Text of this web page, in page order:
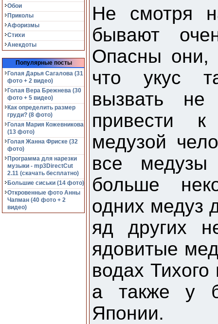
Обои
Приколы
Афоризмы
Стихи
Анекдоты
Популярные посты
Голая Дарья Сагалова (31
фото + 2 видео)
Голая Вера Брежнева (30
фото + 5 видео)
Как определить размер
груди? (8 фото)
Голая Мария Кожевникова
(13 фото)
Голая Жанна Фриске (32
фото)
Программа для нарезки
музыки - mp3DirectCut
2.11 (cкачать бесплатно)
Большие сиськи (14 фото)
Откровенные фото Анны
Чапман (40 фото + 2
видео)
Не смотря
бывают
Опасны они,
что укус
вызвать
привести к
медузой
все медузы
больше
одних медуз
яд других
ядовитые
водах
а также у
Японии.